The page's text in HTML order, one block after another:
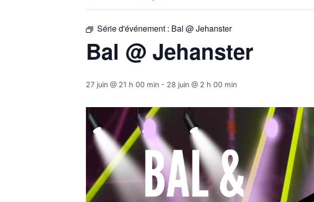
Série d'événement : Bal @ Jehanster
Bal @ Jehanster
27 juin @ 21 h 00 min - 28 juin @ 2 h 00 min